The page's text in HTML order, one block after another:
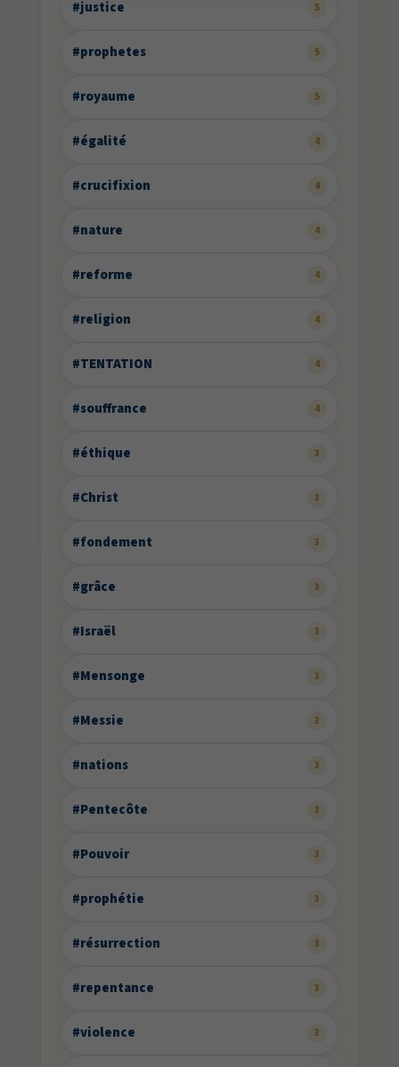
#justice 5
#prophetes 5
#royaume 5
#égalité 4
#crucifixion 4
#nature 4
#reforme 4
#religion 4
#TENTATION 4
#souffrance 4
#éthique 3
#Christ 3
#fondement 3
#grâce 3
#Israël 3
#Mensonge 3
#Messie 3
#nations 3
#Pentecôte 3
#Pouvoir 3
#prophétie 3
#résurrection 3
#repentance 3
#violence 3